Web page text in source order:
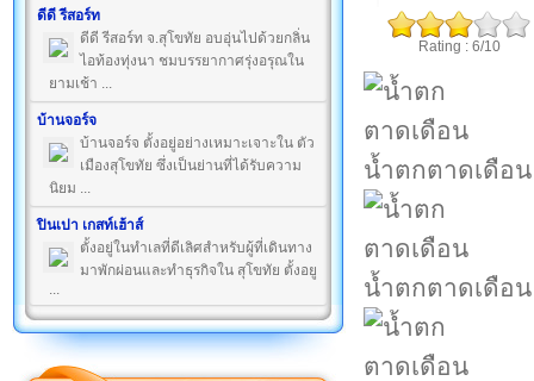
ดีดี รีสอร์ท
ดีดี รีสอร์ท จ.สุโขทัย อบอุ่นไปด้วยกลิ่น
ไอท้องทุ่งนา ชมบรรยากาศรุ่งอรุณใน
ยามเช้า ...
บ้านจอร์จ
บ้านจอร์จ ตั้งอยู่อย่างเหมาะเจาะใน ตัว
เมืองสุโขทัย ซึ่งเป็นย่านที่ได้รับความ
นิยม ...
ปินเปา เกสท์เฮ้าส์
ตั้งอยู่ในทำเลที่ดีเลิศสำหรับผู้ที่เดินทาง
มาพักผ่อนและทำธุรกิจใน สุโขทัย ตั้งอยู
...
Rating : 6/10
น้ำตกตาดเดือน
น้ำตกตาดเดือน